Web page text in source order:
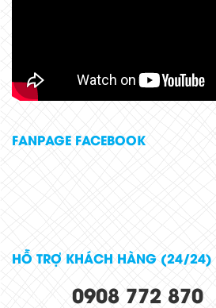
FANPAGE FACEBOOK
HỖ TRỢ KHÁCH HÀNG (24/24)
0908 772 870